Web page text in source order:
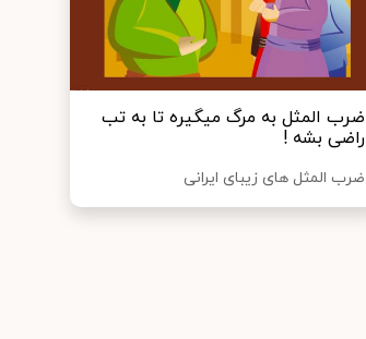
ضرب المثل به مرگ میگیره تا به تب
راضی بشه !
ضرب المثل های زیبای ایرانی